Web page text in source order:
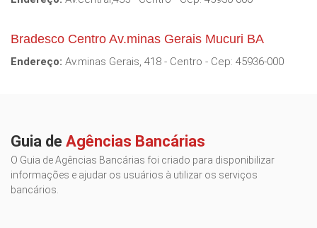
Bradesco Centro Av.minas Gerais Mucuri BA
Endereço: Av.minas Gerais, 418 - Centro - Cep: 45936-000
Guia de Agências Bancárias
O Guia de Agências Bancárias foi criado para disponibilizar
informações e ajudar os usuários à utilizar os serviços
bancários.